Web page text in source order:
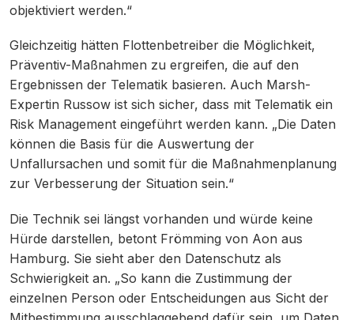
objektiviert werden.“
Gleichzeitig hätten Flottenbetreiber die Möglichkeit,
Präventiv-Maßnahmen zu ergreifen, die auf den
Ergebnissen der Telematik basieren. Auch Marsh-
Expertin Russow ist sich sicher, dass mit Telematik ein
Risk Management eingeführt werden kann. „Die Daten
können die Basis für die Auswertung der
Unfallursachen und somit für die Maßnahmenplanung
zur Verbesserung der Situation sein.“
Die Technik sei längst vorhanden und würde keine
Hürde darstellen, betont Frömming von Aon aus
Hamburg. Sie sieht aber den Datenschutz als
Schwierigkeit an. „So kann die Zustimmung der
einzelnen Person oder Entscheidungen aus Sicht der